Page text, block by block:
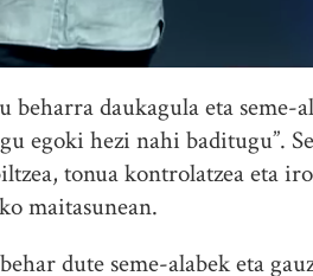
beharra daukagula eta
egoki hezi nahi baditugu”.
tonua kontrolatzea eta
maitasunean.
dute seme-alabek eta